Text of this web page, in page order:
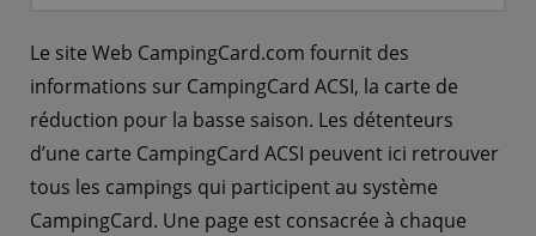
Le site Web CampingCard.com fournit des
informations sur CampingCard ACSI, la carte de
réduction pour la basse saison. Les détenteurs
d’une carte CampingCard ACSI peuvent ici retrouver
tous les campings qui participent au système
CampingCard. Une page est consacrée à chaque